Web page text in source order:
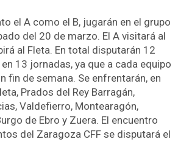
el A como el B, jugarán en el grupo
del 20 de marzo. El A visitará al
al Fleta. En total disputarán 12
13 jornadas, ya que a cada equipo
fin de semana. Se enfrentarán, en
Prados del Rey Barragán,
Valdefierro, Montearagón,
de Ebro y Zuera. El encuentro
del Zaragoza CFF se disputará el